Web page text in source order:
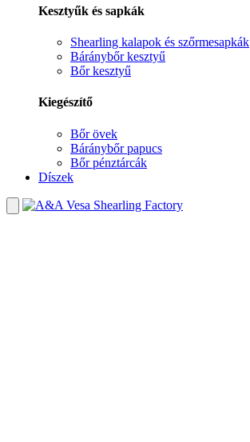
Kesztyűk és sapkák
Shearling kalapok és szőrmesapkák
Báránybőr kesztyű
Bőr kesztyű
Kiegészítő
Bőr övek
Báránybőr papucs
Bőr pénztárcák
Díszek